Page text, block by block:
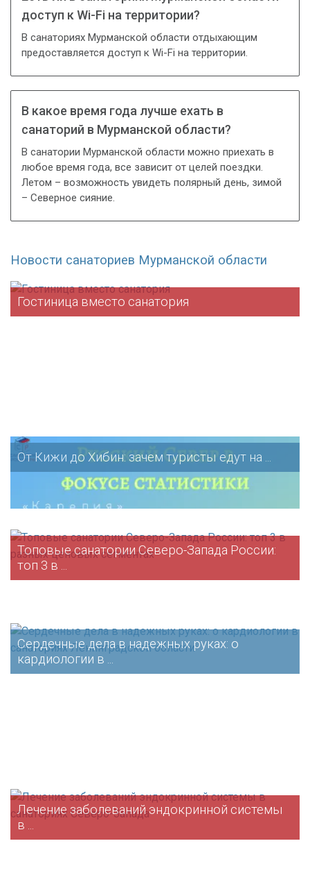
доступ к Wi-Fi на территории?
В санаториях Мурманской области отдыхающим
предоставляется доступ к Wi-Fi на территории.
В какое время года лучше ехать в
санаторий в Мурманской области?
В санатории Мурманской области можно приехать в
любое время года, все зависит от целей поездки.
Летом – возможность увидеть полярный день, зимой
– Северное сияние.
Новости санаториев Мурманской области
Гостиница вместо санатория
От Кижи до Хибин: зачем туристы едут на ...
Топовые санатории Северо-Запада России:
топ 3 в ...
Сердечные дела в надежных руках: о
кардиологии в ...
Лечение заболеваний эндокринной системы
в ...